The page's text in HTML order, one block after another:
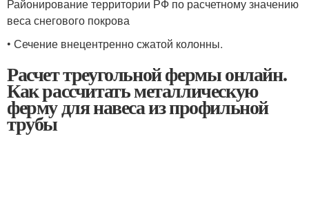
Районирование территории РФ по расчетному значению
веса снегового покрова
• Сечение внецентренно сжатой колонны.
Расчет треугольной фермы онлайн.
Как рассчитать металлическую
ферму для навеса из профильной
трубы